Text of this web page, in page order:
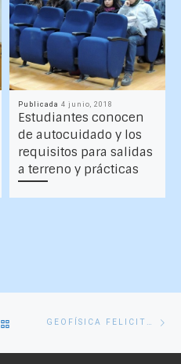
Publicada 4 junio, 2018
Estudiantes conocen
de autocuidado y los
requisitos para salidas
a terreno y prácticas
VOLVER
A
GEOFÍSICA FELICITA A SUS EGRESADOS EN MARZO